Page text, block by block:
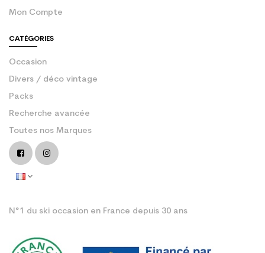
Mon Compte
CATÉGORIES
Occasion
Divers / déco vintage
Packs
Recherche avancée
Toutes nos Marques
N°1 du ski occasion en France depuis 30 ans